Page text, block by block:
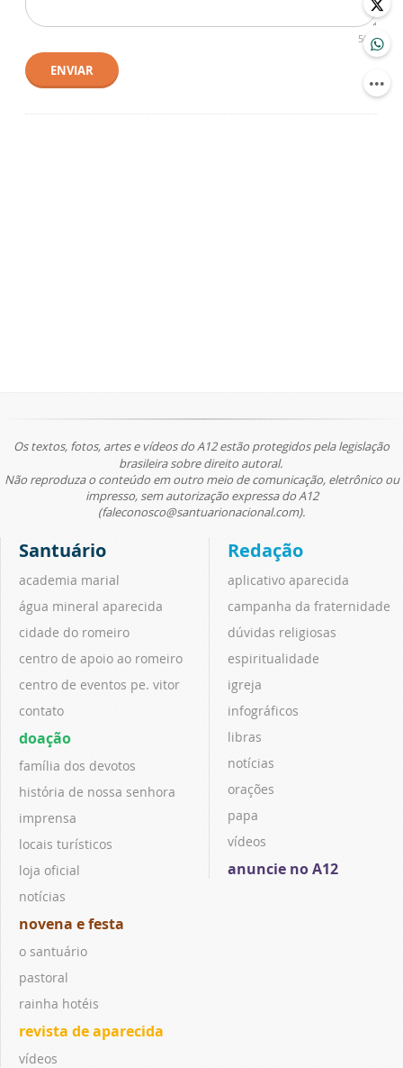
500
ENVIAR
Os textos, fotos, artes e vídeos do A12 estão protegidos pela legislação
brasileira sobre direito autoral.
Não reproduza o conteúdo em outro meio de comunicação, eletrônico ou
impresso, sem autorização expressa do A12
(faleconosco@santuarionacional.com).
Santuário
academia marial
água mineral aparecida
cidade do romeiro
centro de apoio ao romeiro
centro de eventos pe. vitor
contato
doação
família dos devotos
história de nossa senhora
imprensa
locais turísticos
loja oficial
notícias
novena e festa
o santuário
pastoral
rainha hotéis
revista de aparecida
vídeos
Redação
aplicativo aparecida
campanha da fraternidade
dúvidas religiosas
espiritualidade
igreja
infográficos
libras
notícias
orações
papa
vídeos
anuncie no A12